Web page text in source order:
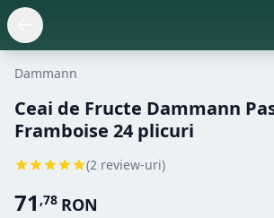
Dammann
Ceai de Fructe Dammann
Framboise 24 plicuri
(2 review-uri)
71 ,78 RON